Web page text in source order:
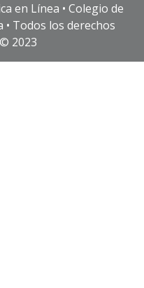
en Línea • Colegio de
• Todos los derechos
2023